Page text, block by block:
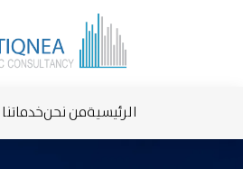
الرئيسيةمن نحنخدماتنا